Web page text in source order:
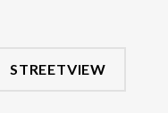
STREETVIEW